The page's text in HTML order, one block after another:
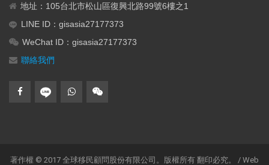
地址：105台北市松山區復興北路99號6樓之1
LINE ID：gisasia27177373
WeChat ID：gisasia27177373
聯絡我們
著作權 © 2017 全球移民顧問股份有限公司。版權所有 翻印必究。 / Web